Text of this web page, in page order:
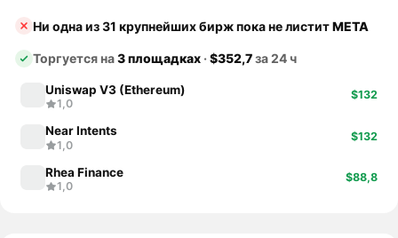
Ни одна из 31 крупнейших бирж пока не листитMETA
Торгуется на3 площадках ·$352,7за 24 ч
Uniswap V3 (Ethereum)
1,0
$132
Near Intents
1,0
$132
Rhea Finance
1,0
$88,8